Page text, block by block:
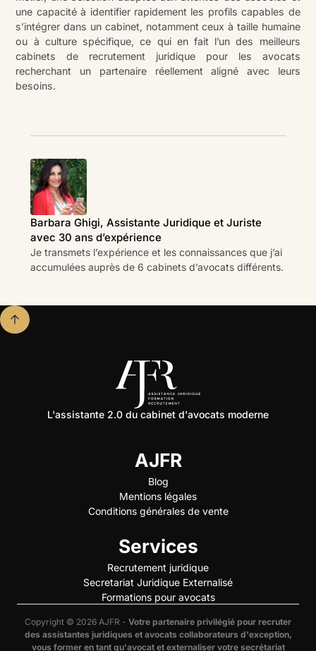
une capacité à identifier rapidement les profils capables de
s’intégrer dans un cabinet, notamment ceux à taille humaine
ou à culture spécifique, ce qui en fait l’un des meilleurs
cabinets de recrutement juridique pour les avocats
recherchant un partenaire réellement aligné avec leurs
besoins.
Barbara Ghigi, Assistante Juridique et Juriste
avec 30 ans d’expérience
Je transmets l’expérience et les connaissances que j’ai
accumulées auprès de 6 cabinets d’avocats différents.
L'assistante 2.0 du cabinet d'avocats moderne
AJFR
Blog
Mentions légales
Conditions générales de vente
Services
Recrutement juridique
Secretariat Juridique Externalisé
Formations pour avocats
Copyright © 2026 AJFR - Votre partenaire privilégié pour recruter
des assistantes juridiques et avocats collaborateurs d'exception,
vous former en tant qu'avocat et externaliser votre secrétariat